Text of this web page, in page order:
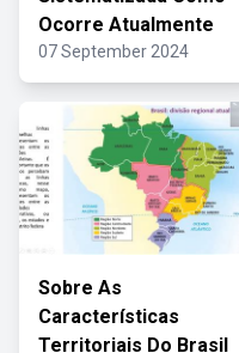
Ocorre Atualmente
07 September 2024
Sobre As
Características
Territoriais Do Brasil